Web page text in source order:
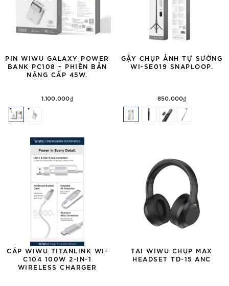
PIN WIWU GALAXY POWER
BANK PC108 – PHIÊN BẢN
NÂNG CẤP 45W.
1.100.000₫
GẬY CHỤP ẢNH TỰ SƯỚNG
WI-SE019 SNAPLOOP.
850.000₫
CÁP WIWU TITANLINK WI-
C104 100W 2-IN-1
WIRELESS CHARGER
TAI WIWU CHỤP MAX
HEADSET TD-15 ANC